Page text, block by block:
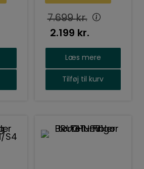
7.699kr.
2.199 kr.
Læs mere
Tilføj til kurv